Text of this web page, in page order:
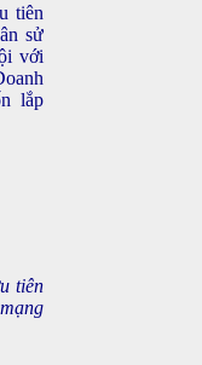
tiên
sử
với
lắp
tiên